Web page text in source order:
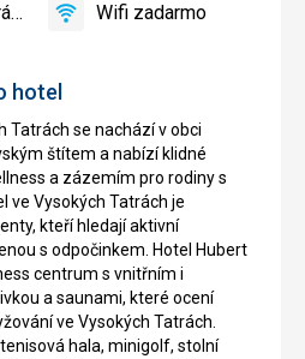
hotel
Tatrách se nachází v obci
štítem a nabízí klidné
a zázemím pro rodiny s
ve Vysokých Tatrách je
kteří hledají aktivní
s odpočinkem. Hotel Hubert
centrum s vnitřním i
a saunami, které ocení
ve Vysokých Tatrách.
hala, minigolf, stolní
povolené
Wifi
Wifi zadarmo
áno